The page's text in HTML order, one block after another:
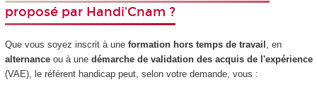
proposé par Handi'Cnam ?
Que vous soyez inscrit à uneformation hors temps de travail
, en
alternanceou à une démarche de validation des acquis de l'expérience
(VAE), le référent handicap peut, selon votre demande, vous :